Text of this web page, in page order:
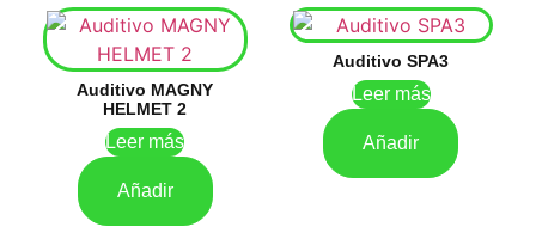
Auditivo MAGNY
HELMET 2
Leer más
Añadir
Auditivo SPA3
Leer más
Añadir